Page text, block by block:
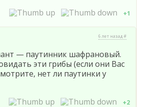
+1
6 лет назад #
— паутинник шафрановый.
эти грибы (если они Вас
нет ли паутинки у
+2